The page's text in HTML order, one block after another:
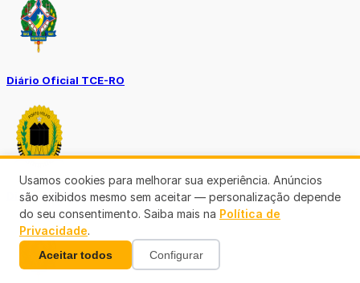
Diário Oficial TCE-RO
Diário Prefeitura de Porto Velho
Usamos cookies para melhorar sua experiência. Anúncios
são exibidos mesmo sem aceitar — personalização depende
do seu consentimento. Saiba mais na Política de
Privacidade.
Aceitar todos Configurar